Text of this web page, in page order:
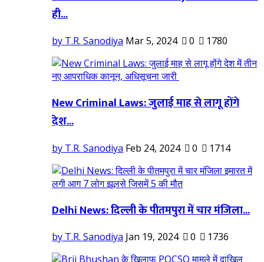
ही...
by T.R. Sanodiya Mar 5, 2024 0 1780
New Criminal Laws: जुलाई माह से लागू होंगे
देश...
by T.R. Sanodiya Feb 24, 2024 0 1714
Delhi News: दिल्ली के पीतमपुरा में चार मंजिला...
by T.R. Sanodiya Jan 19, 2024 0 1736